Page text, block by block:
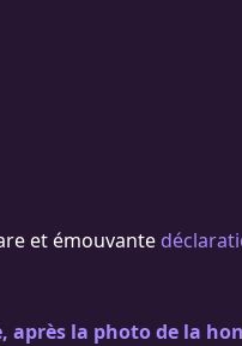
et émouvante
après la photo de la